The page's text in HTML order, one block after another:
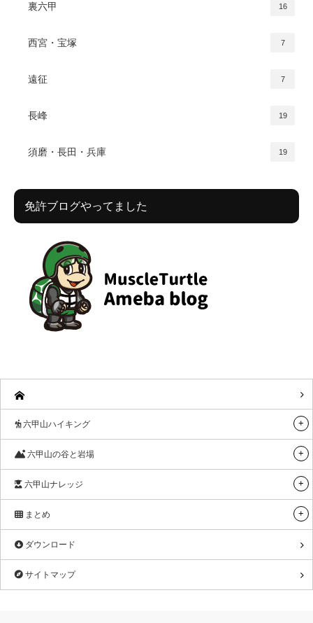
裏六甲 16
西宮・宝塚 7
遠征 7
長峰 19
須磨・長田・兵庫 19
免許ブログやってました
六甲山ハイキング
六甲山の谷と岩場
六甲山ナレッジ
まとめ
ダウンロード
サイトマップ